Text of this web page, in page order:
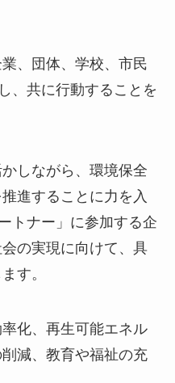
、団体、学校、市民
、共に行動することを
しながら、環境保全
進することに力を入
トナー」に参加する企
の実現に向けて、具
す。
化、再生可能エネル
減、教育や福祉の充